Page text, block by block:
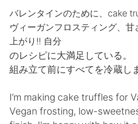
日本語
English 简体中文
繁體中文 Español
バレンタインのために、cake
ヴィーガンフロスティング、
上がり‼︎ 自分
のレシピに大満足している。
組み立て前にすべてを冷蔵し
I’m making cake truffles for
Vegan frosting, low-